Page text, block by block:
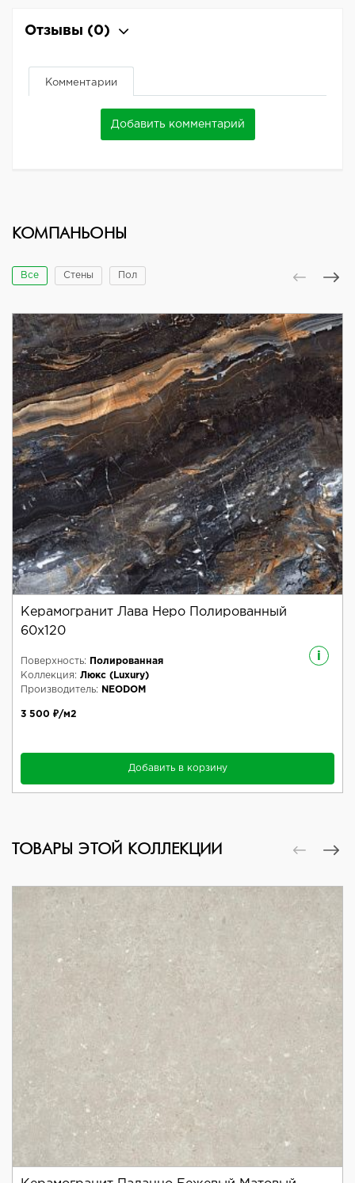
Отзывы (0)
Комментарии
Добавить комментарий
КОМПАНЬОНЫ
Все Стены Пол
Керамогранит Лава Неро Полированный
60x120
i
Поверхность:
Полированная
Коллекция: Люкс (Luxury)
Производитель:
NEODOM
3 500 ₽/м2
Добавить в корзину
ТОВАРЫ ЭТОЙ КОЛЛЕКЦИИ